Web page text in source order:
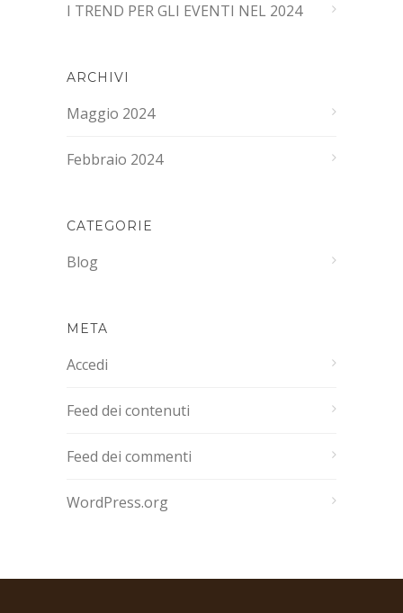
I TREND PER GLI EVENTI NEL 2024
ARCHIVI
Maggio 2024
Febbraio 2024
CATEGORIE
Blog
META
Accedi
Feed dei contenuti
Feed dei commenti
WordPress.org